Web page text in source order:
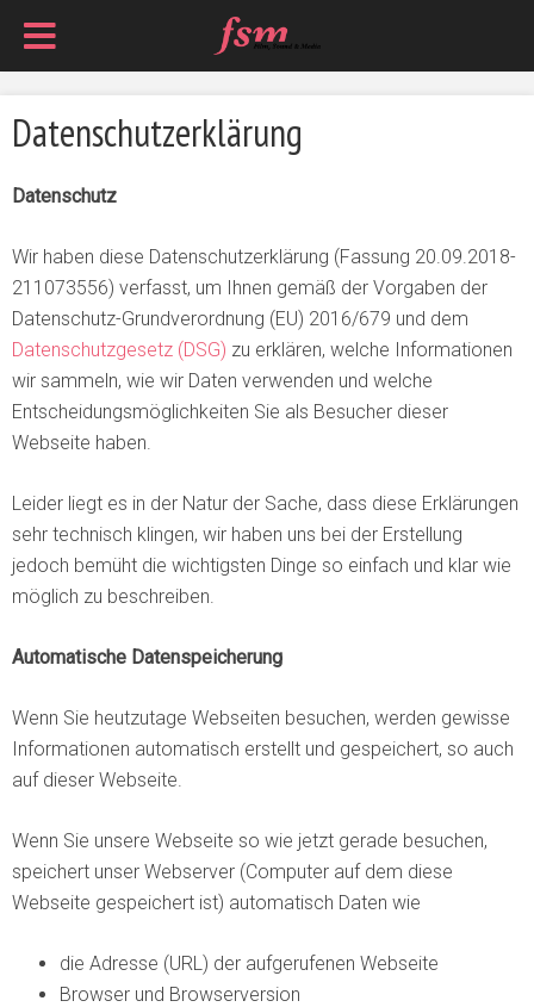
Datenschutzerklärung
Datenschutz
Wir haben diese Datenschutzerklärung (Fassung 20.09.2018-
211073556) verfasst, um Ihnen gemäß der Vorgaben der
Datenschutz-Grundverordnung (EU) 2016/679 und dem
Datenschutzgesetz (DSG) zu erklären, welche Informationen
wir sammeln, wie wir Daten verwenden und welche
Entscheidungsmöglichkeiten Sie als Besucher dieser
Webseite haben.
Leider liegt es in der Natur der Sache, dass diese Erklärungen
sehr technisch klingen, wir haben uns bei der Erstellung
jedoch bemüht die wichtigsten Dinge so einfach und klar wie
möglich zu beschreiben.
Automatische Datenspeicherung
Wenn Sie heutzutage Webseiten besuchen, werden gewisse
Informationen automatisch erstellt und gespeichert, so auch
auf dieser Webseite.
Wenn Sie unsere Webseite so wie jetzt gerade besuchen,
speichert unser Webserver (Computer auf dem diese
Webseite gespeichert ist) automatisch Daten wie
die Adresse (URL) der aufgerufenen Webseite
Browser und Browserversion